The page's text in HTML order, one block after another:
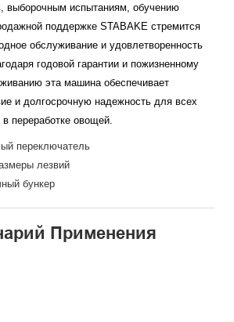
выборочным испытаниям, обучению
поддержке STABAKE стремится
обслуживание и удовлетворенность
годовой гарантии и пожизненному
эта машина обеспечивает
и долгосрочную надежность для всех
переработке овощей.
переключатель
лезвий
бункер
Применения